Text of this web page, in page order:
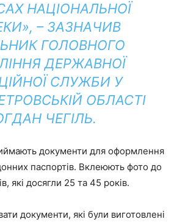
НАЦІОНАЛЬНОЇ
– ЗАЗНАЧИВ
ГОЛОВНОГО
ДЕРЖАВНОЇ
СЛУЖБИ У
ОБЛАСТІ
ЧЕГІЛЬ.
документи для оформлення
паспортів. Вклеюють фото до
які досягли 25 та 45 років.
документи, які були виготовлені